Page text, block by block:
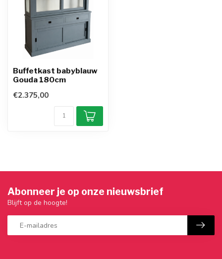
Buffetkast babyblauw
Gouda 180cm
€2.375,00
Abonneer je op onze nieuwsbrief
Blijft op de hoogte!